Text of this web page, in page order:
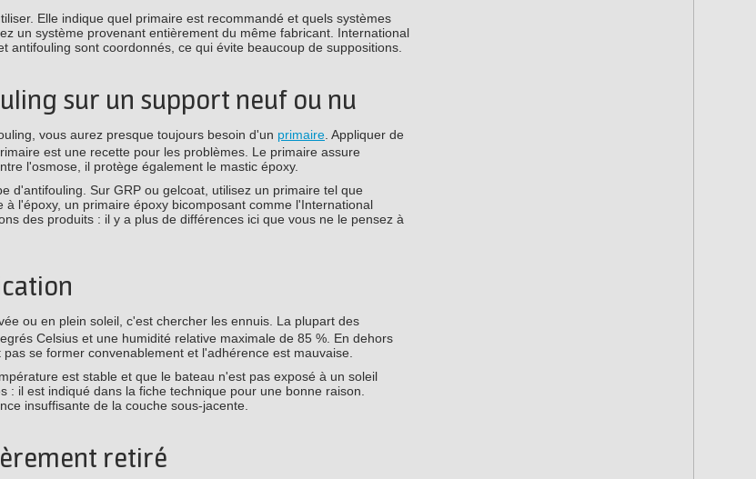
Elle indique quel primaire est recommandé et quels systèmes
un système provenant entièrement du même fabricant. International
sont coordonnés, ce qui évite beaucoup de suppositions.
sur un support neuf ou nu
vous aurez presque toujours besoin d'un primaire . Appliquer de
est une recette pour les problèmes. Le primaire assure
l'osmose, il protège également le mastic époxy.
d'antifouling. Sur GRP ou gelcoat, utilisez un primaire tel que
l'époxy, un primaire époxy bicomposant comme l'International
des produits : il y a plus de différences ici que vous ne le pensez à
ou en plein soleil, c'est chercher les ennuis. La plupart des
Celsius et une humidité relative maximale de 85 %. En dehors
se former convenablement et l'adhérence est mauvaise.
est stable et que le bateau n'est pas exposé à un soleil
il est indiqué dans la fiche technique pour une bonne raison.
insuffisante de la couche sous-jacente.
retiré